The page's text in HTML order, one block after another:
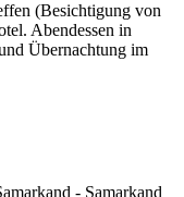
(Besichtigung von
Abendessen in
Übernachtung im